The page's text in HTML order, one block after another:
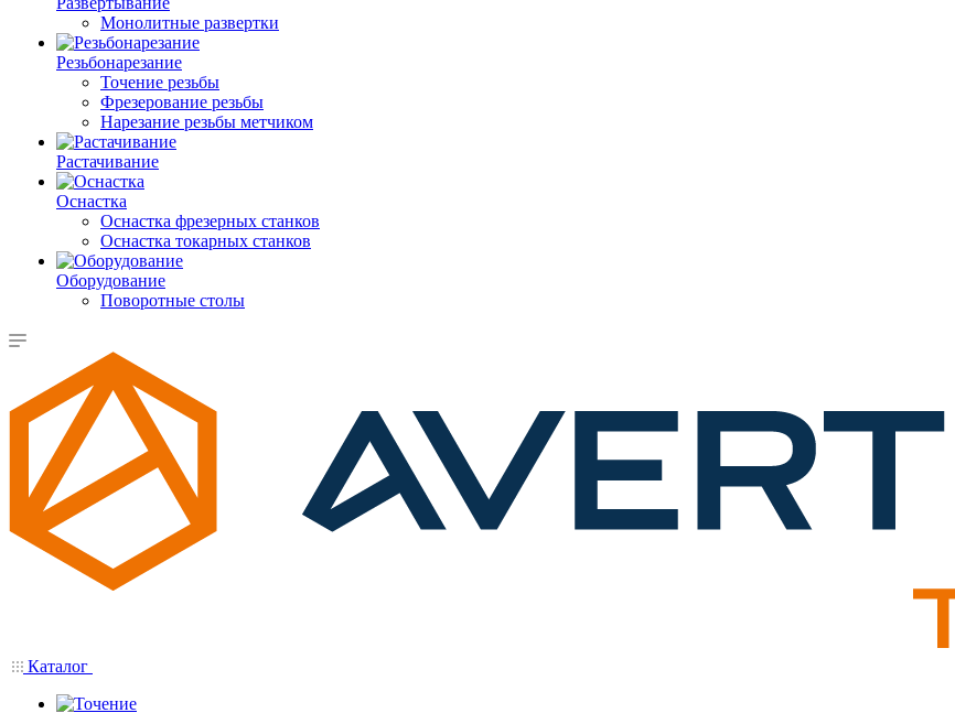
Монолитные развертки
Резьбонарезание
Точение резьбы
Фрезерование резьбы
Нарезание резьбы метчиком
Растачивание
Оснастка
Оснастка фрезерных станков
Оснастка токарных станков
Оборудование
Поворотные столы
Каталог